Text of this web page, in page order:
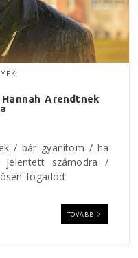
Arendtnek
/ bár gyanítom / ha
számodra /
fogadod
TOVÁBB